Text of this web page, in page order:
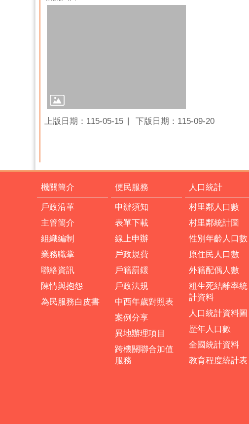
上版日期：115-05-15 下版日期：115-09-20
機關簡介
戶政沿革
主管簡介
組織編制
業務職掌
聯絡資訊
陳情與抱怨
為民服務白皮書
便民服務
申辦須知
表單下載
線上申辦
戶政規費
戶籍罰鍰
戶政法規
中西年歲對照表
案例分享
異地辦理項目
跨機關聯合加值
服務
人口統計
村里鄰人口數
村里鄰統計圖
性別年齡人口數
原住民人口數
外籍配偶人數
粗生死結離率統
計資料
人口統計資料圖
歷年人口數
全國統計資料
教育程度統計表